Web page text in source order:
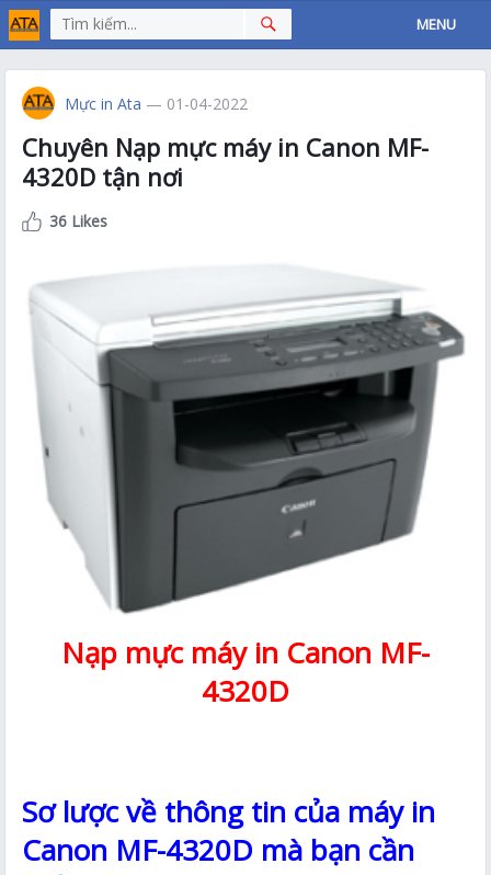
MENU
Mực in Ata — 01-04-2022
Chuyên Nạp mực máy in Canon MF-
4320D tận nơi
36 Likes
Nạp mực máy in Canon MF-
4320D
Sơ lược về thông tin của máy in
Canon MF-4320D mà bạn cần